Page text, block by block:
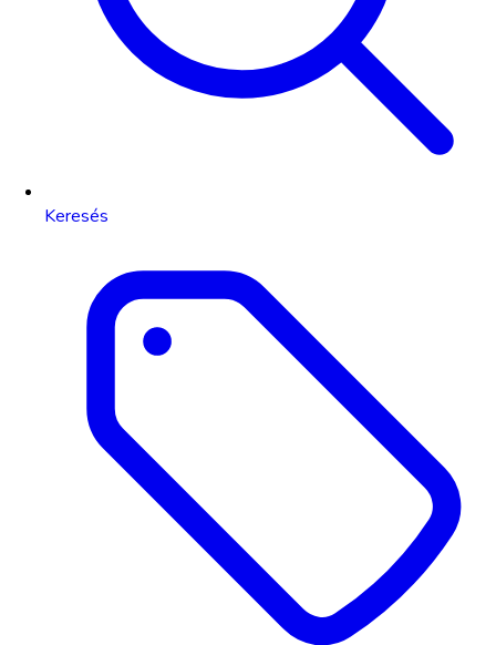
Keresés